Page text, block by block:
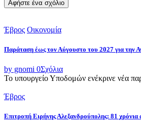
Έβρος Οικονομία
Παράταση έως τον Αύγουστο του 2027 για την
by gnomi 0Σχόλια
Το υπουργείο Υποδομών ενέκρινε νέα
Έβρος
Επιτροπή Ειρήνης Αλεξανδρούπολης: 81